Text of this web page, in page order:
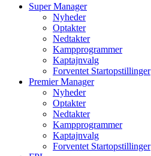
Super Manager
Nyheder
Optakter
Nedtakter
Kampprogrammer
Kaptajnvalg
Forventet Startopstillinger
Premier Manager
Nyheder
Optakter
Nedtakter
Kampprogrammer
Kaptajnvalg
Forventet Startopstillinger